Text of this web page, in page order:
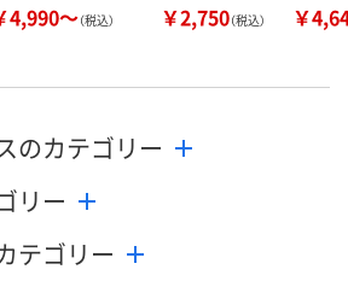
4,990～（税込） ￥2,750（税込） ￥
のカテゴリー
リー
テゴリー